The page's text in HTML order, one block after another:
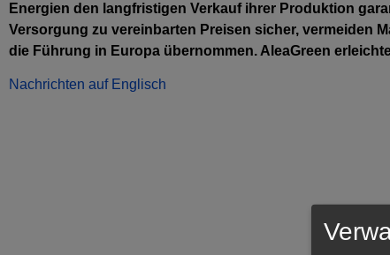
Energien den langfristigen Verkauf ihrer Produktion
Versorgung zu vereinbarten Preisen sicher, vermeiden
die Führung in Europa übernommen. AleaGreen
Nachrichten auf Englisch